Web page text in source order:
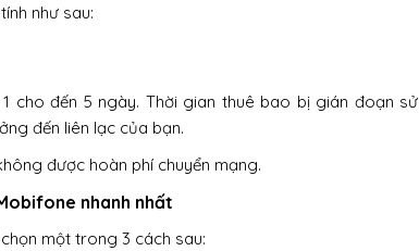
như sau:
cho đến 5 ngày. Thời gian thuê bao bị gián đoạn sử
đến liên lạc của bạn.
được hoàn phí chuyển mạng.
nhanh nhất
một trong 3 cách sau: